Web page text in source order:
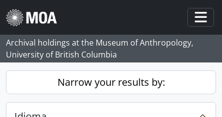
Skip to main content
Archival holdings at the Museum of Anthropology,
University of British Columbia
Narrow your results by: